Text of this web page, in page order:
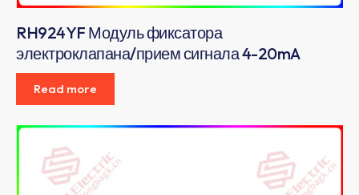
RH924YF Модуль фиксатора
электроклапана/прием сигнала 4-20mA
Read more